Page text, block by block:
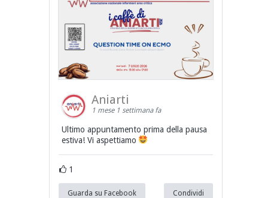
Aniarti
1 mese 1 settimana fa
Ultimo appuntamento prima della pausa
estiva! Vi aspettiamo
1
Guarda su Facebook Condividi